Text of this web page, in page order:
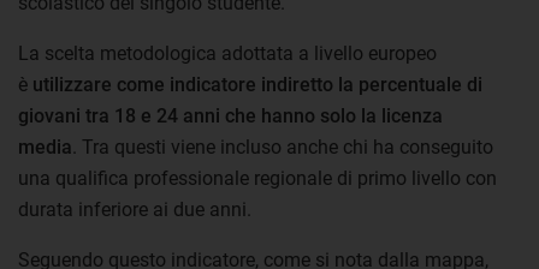
La scelta metodologica adottata a livello europeo
è utilizzare come indicatore indiretto la percentuale di
giovani tra 18 e 24 anni che hanno solo la licenza
media . Tra questi viene incluso anche chi ha conseguito
una qualifica professionale regionale di primo livello con
durata inferiore ai due anni.
Seguendo questo indicatore, come si nota dalla mappa,